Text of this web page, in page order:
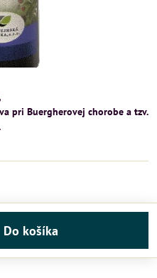
pri Buergherovej chorobe a tzv.
Do košíka